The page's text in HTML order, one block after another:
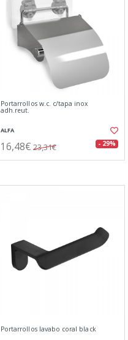
Portarrollos w.c. c/tapa inox
adh.reut.
ALFA
16,48€ 23,31€ - 29%
Portarrollos lavabo coral black